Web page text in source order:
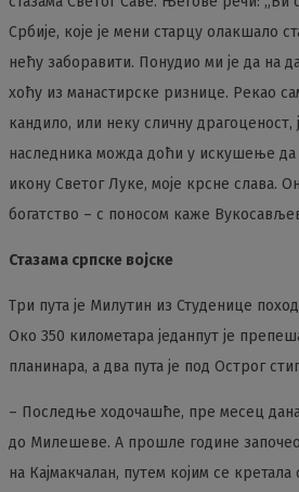
Србије, које је мени старцу олакшало
нећу заборавити. Понудио ми је да на
хоћу из манастирске ризнице. Рекао
кандило, или неку сличну драгоценост,
наследника можда доћи у искушење да
икону Светог Луке, моје крсне слава.
богатство – с поносом каже
Стазама српске војске
Три пута је Милутин из Студенице
Око 350 километара једанпут је
планинара, а два пута је под Острог
– Последње ходочашће, пре месец
до Милешеве. А прошле године
на Кајмакчалан, путем којим се кретала